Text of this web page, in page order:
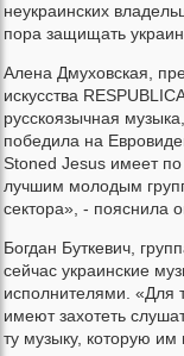
неукраинских
пора защищать
Алена Дмуховская,
искусства
русскоязычная
победила на
Stoned Jesus имеет
лучшим молодым
сектора», - пояснила
Богдан Буткевич,
сейчас украинские
исполнителями. «Для
имеют захотеть
ту музыку, которую им